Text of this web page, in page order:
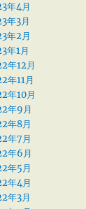
年4月
年3月
年2月
年1月
年12月
年11月
年10月
年9月
年8月
年7月
年6月
年5月
年4月
年3月